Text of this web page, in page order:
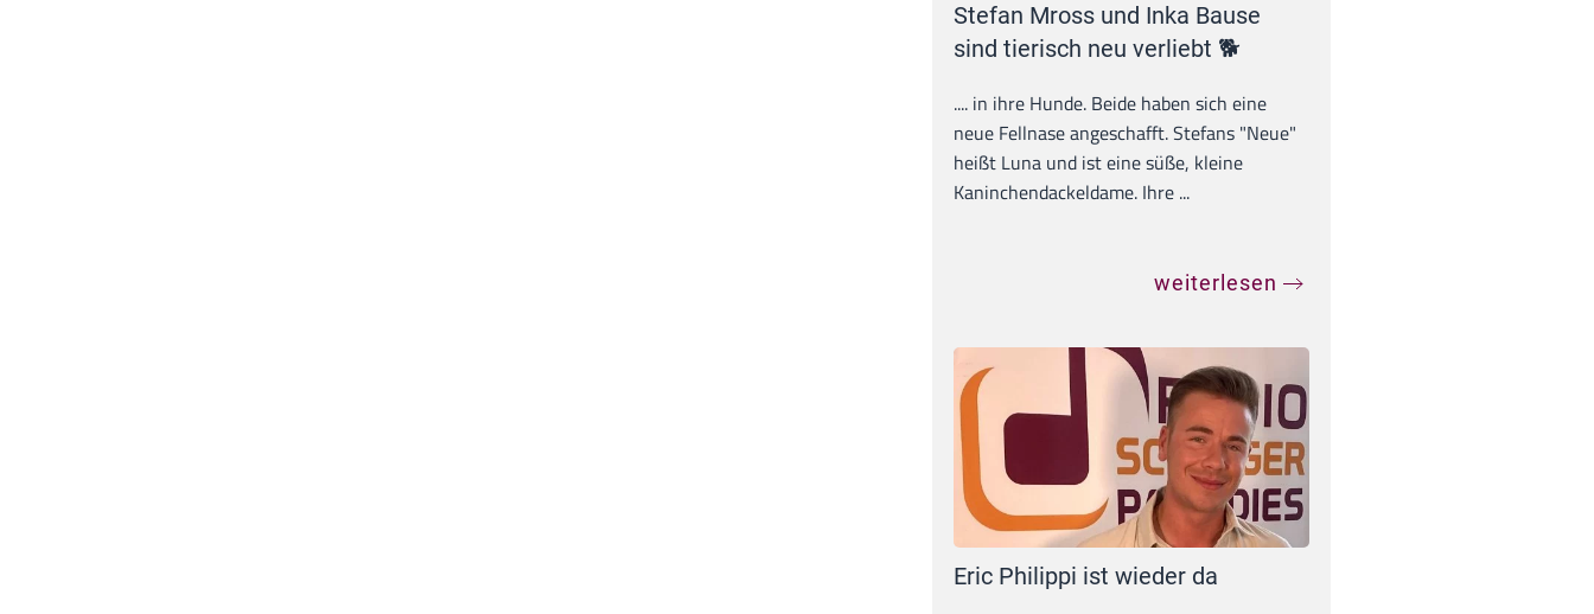
Stefan Mross und Inka Bause
sind tierisch neu verliebt 🐕
.... in ihre Hunde. Beide haben sich eine
neue Fellnase angeschafft. Stefans "Neue"
heißt Luna und ist eine süße, kleine
Kaninchendackeldame. Ihre ...
weiterlesen
Eric Philippi ist wieder da